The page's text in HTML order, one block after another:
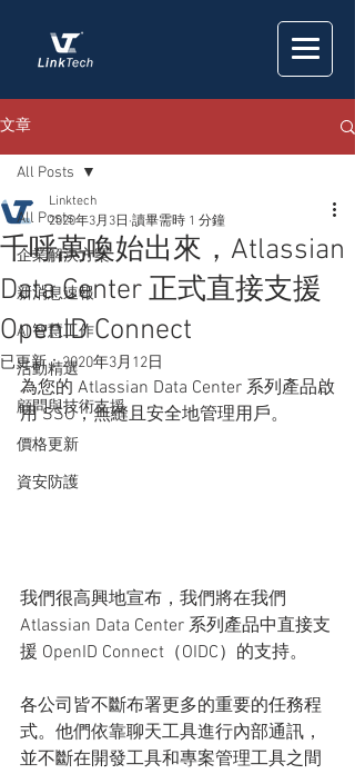
文章
All Posts
企業解決方案
新消息速報
AI 智慧工作
活動精選
顧問與技術支援
價格更新
資安防護
All Posts
千呼萬喚始出來，Atlassian
Data Center 正式直接支援
OpenID Connect
Linktech
2020年3月3日 讀畢需時 1 分鐘
已更新：2020年3月12日
為您的 Atlassian Data Center 系列產品啟
用 SSO，無縫且安全地管理用戶。
我們很高興地宣布，我們將在我們
Atlassian Data Center 系列產品中直接支
援 OpenID Connect（OIDC）的支持。
各公司皆不斷布署更多的重要的任務程
式。他們依靠聊天工具進行內部通訊，
並不斷在開發工具和專案管理工具之間